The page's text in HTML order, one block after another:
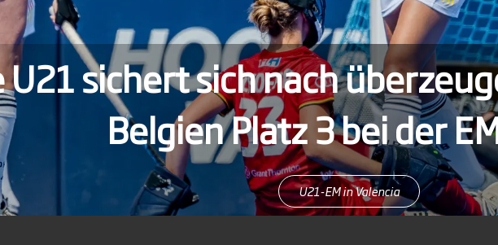
sichert sich nach
Belgien Platz 3 bei der EM
U21-EM in Valencia